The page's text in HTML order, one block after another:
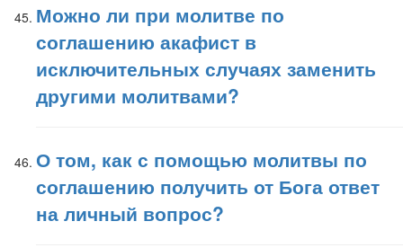
Можно ли при молитве по
соглашению акафист в
исключительных случаях заменить
другими молитвами?
О том, как с помощью молитвы по
соглашению получить от Бога ответ
на личный вопрос?